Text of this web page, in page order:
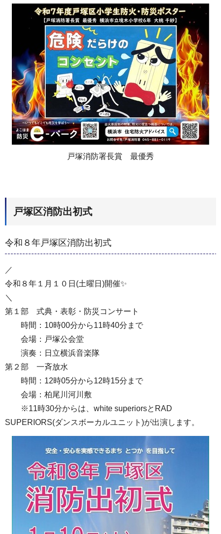
戸塚消防署長賞 最優秀
戸塚区消防出初式
令和８年戸塚区消防出初式
／
令和８年１月１０日(土曜日)開催✨
＼
第１部 式典・表彰・防災コンサート
時間：10時00分から11時40分まで
会場：戸塚公会堂
演奏：日立横浜音楽隊
第２部 一斉放水
時間：12時05分から12時15分まで
会場：柏尾川河川敷
※11時30分からは、white superiorsとRAD
SUPERIORS(ダンスボーカルユニット)が出演します。